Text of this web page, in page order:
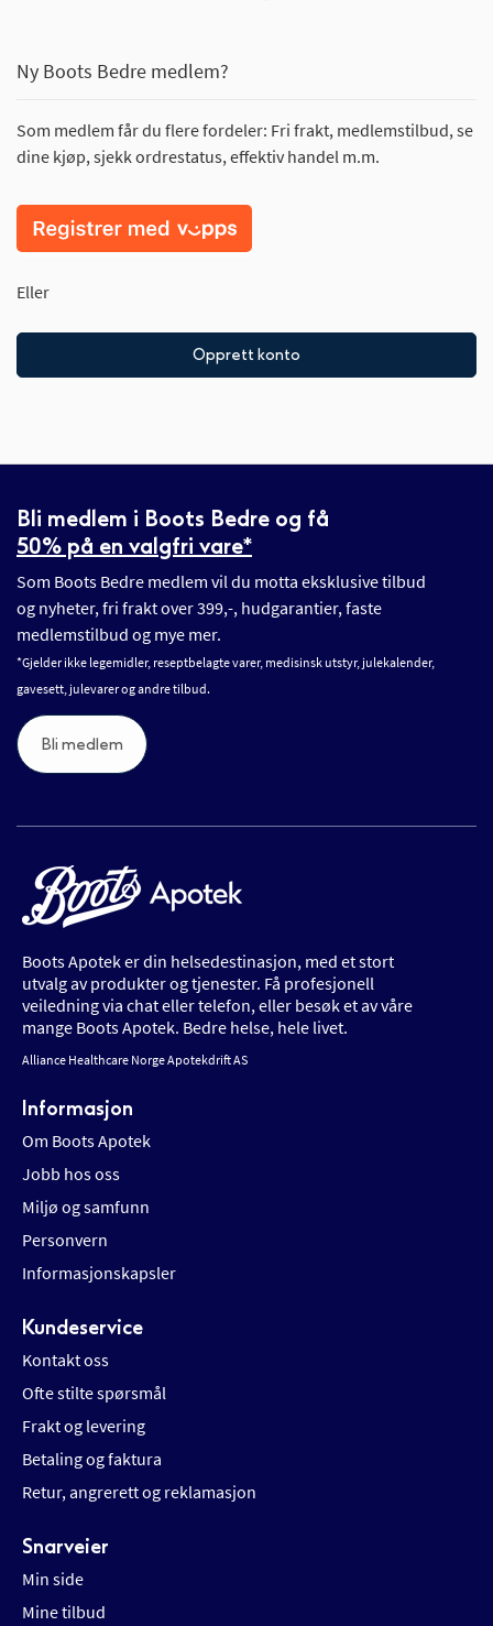
Ny Boots Bedre medlem?
Som medlem får du flere fordeler: Fri frakt, medlemstilbud, se
dine kjøp, sjekk ordrestatus, effektiv handel m.m.
Eller
Opprett konto
Bli medlem i Boots Bedre og få
50% på en valgfri vare*
Som Boots Bedre medlem vil du motta eksklusive tilbud
og nyheter, fri frakt over 399,-, hudgarantier, faste
medlemstilbud og mye mer.
*Gjelder ikke legemidler, reseptbelagte varer, medisinsk utstyr, julekalender,
gavesett, julevarer og andre tilbud.
Bli medlem
Boots Apotek er din helsedestinasjon, med et stort
utvalg av produkter og tjenester. Få profesjonell
veiledning via chat eller telefon, eller besøk et av våre
mange Boots Apotek. Bedre helse, hele livet.
Alliance Healthcare Norge Apotekdrift AS
Informasjon
Om Boots Apotek
Jobb hos oss
Miljø og samfunn
Personvern
Informasjonskapsler
Kundeservice
Kontakt oss
Ofte stilte spørsmål
Frakt og levering
Betaling og faktura
Retur, angrerett og reklamasjon
Snarveier
Min side
Mine tilbud